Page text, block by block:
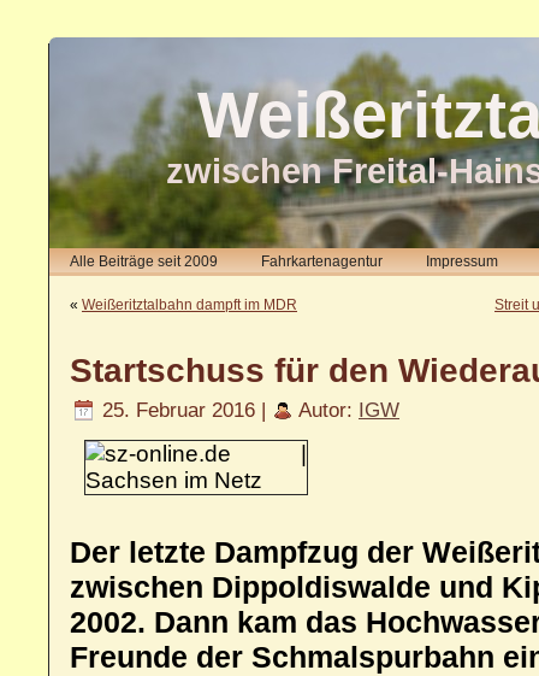
zwischen Freital-
Alle Beiträge seit 2009 Fahrkartenagentur Impressum
« Weißeritztalbahn dampft im MDR Streit
Startschuss für den
25. Februar 2016 | Autor: IGW
Der letzte Dampfzug der
zwischen Dippoldiswalde und
2002. Dann kam das
Freunde der Schmalspurbahn